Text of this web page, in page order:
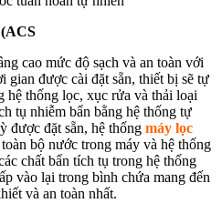
cao mức độ sạch và an toàn với
gian được cài đặt sẵn, thiết bị sẽ tự
hệ thống lọc, xục rửa và thải loại
tụ nhiễm bẩn bằng hệ thống tự
được đặt sẵn, hệ thống máy lọc
bộ nước trong máy và hệ thống
chất bẩn tích tụ trong hệ thống
vào lại trong bình chứa mang đến
và an toàn nhất.